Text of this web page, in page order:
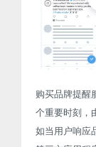
购买品牌提醒
个重要时刻，
如当用户响应